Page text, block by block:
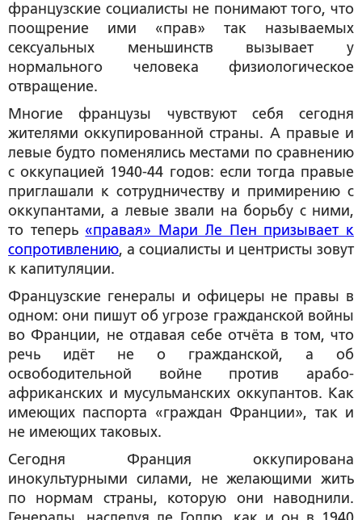
французские социалисты не понимают того, что
поощрение ими «прав» так называемых
сексуальных меньшинств вызывает у
нормального человека физиологическое
отвращение.
Многие французы чувствуют себя сегодня
жителями оккупированной страны. А правые и
левые будто поменялись местами по сравнению
с оккупацией 1940-44 годов: если тогда правые
приглашали к сотрудничеству и примирению с
оккупантами, а левые звали на борьбу с ними,
то теперь «правая» Мари Ле Пен призывает к
сопротивлению, а социалисты и центристы зовут
к капитуляции.
Французские генералы и офицеры не правы в
одном: они пишут об угрозе гражданской войны
во Франции, не отдавая себе отчёта в том, что
речь идёт не о гражданской, а об
освободительной войне против арабо-
африканских и мусульманских оккупантов. Как
имеющих паспорта «граждан Франции», так и
не имеющих таковых.
Сегодня Франция оккупирована
инокультурными силами, не желающими жить
по нормам страны, которую они наводнили.